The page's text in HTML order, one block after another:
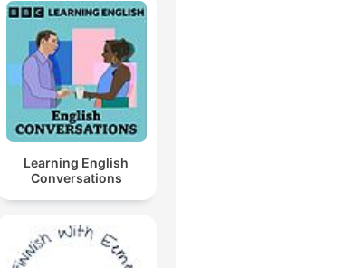
Learning English
Conversations